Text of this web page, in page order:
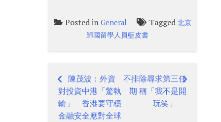
Posted in General Tagged 北京
歸國留學人員藍皮書
Post
navigation
陳茂波：外資
對投資中港「驚執
輸」 香港要守穩
金融安全應對全球
不排除尋求第三任
期 稱「我不是開
玩笑」